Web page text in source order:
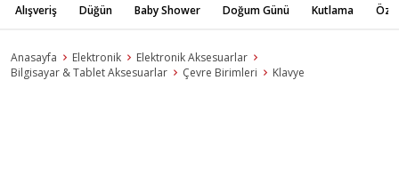
Alışveriş Düğün Baby Shower Doğum Günü Kutlama
Anasayfa Elektronik
Elektronik Aksesuarlar
Bilgisayar & Tablet Aksesuarlar
Çevre Birimleri Klavye